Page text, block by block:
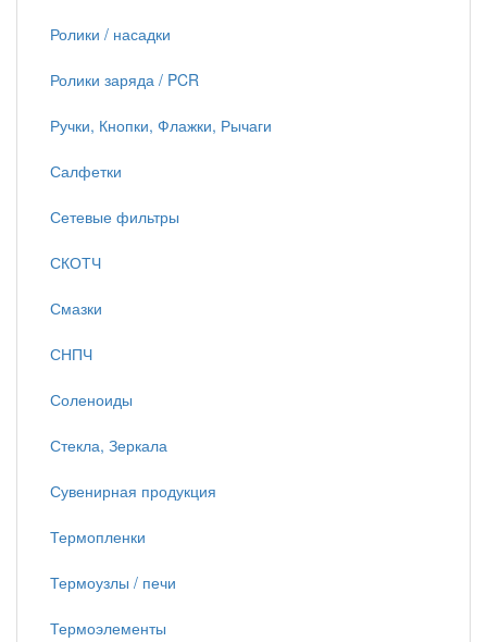
Ролики / насадки
Ролики заряда / PCR
Ручки, Кнопки, Флажки, Рычаги
Салфетки
Сетевые фильтры
СКОТЧ
Смазки
СНПЧ
Соленоиды
Стекла, Зеркала
Сувенирная продукция
Термопленки
Термоузлы / печи
Термоэлементы